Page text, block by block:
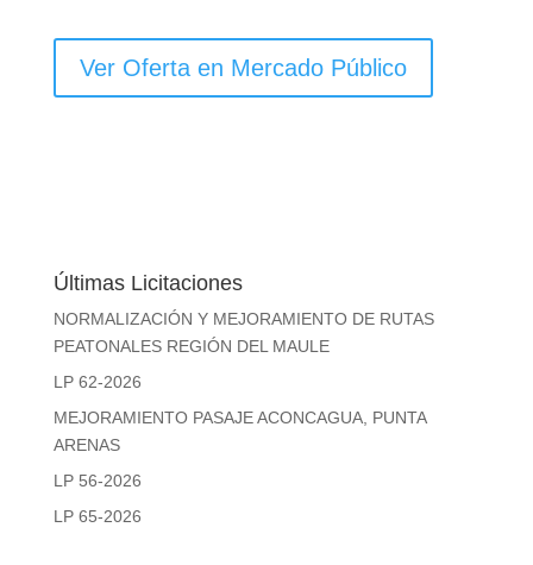
Ver Oferta en Mercado Público
Últimas Licitaciones
NORMALIZACIÓN Y MEJORAMIENTO DE RUTAS
PEATONALES REGIÓN DEL MAULE
LP 62-2026
MEJORAMIENTO PASAJE ACONCAGUA, PUNTA
ARENAS
LP 56-2026
LP 65-2026